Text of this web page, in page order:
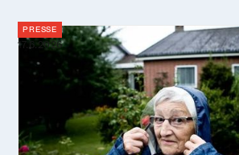
17.6.2026
PRESSE
Sådan beskytter
klimaduks sig mod vand
verdenshjørner
Grundejere i det nordlige Aarhus